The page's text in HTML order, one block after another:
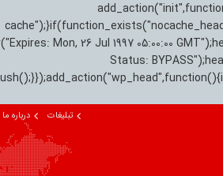
Mon, 26 Jul 1997 05:00:00
Status:
تبلیغات درباره ما